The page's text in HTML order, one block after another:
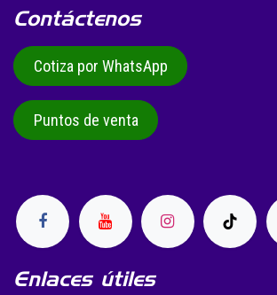
Enlaces útiles
Contáctenos
Cotiza por WhatsApp
Puntos de venta